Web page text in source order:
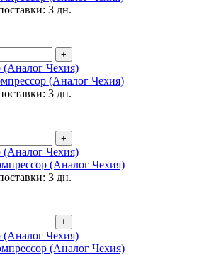
3 дн.
+
(Аналог Чехия)
3 дн.
+
(Аналог Чехия)
3 дн.
+
(Аналог Чехия)